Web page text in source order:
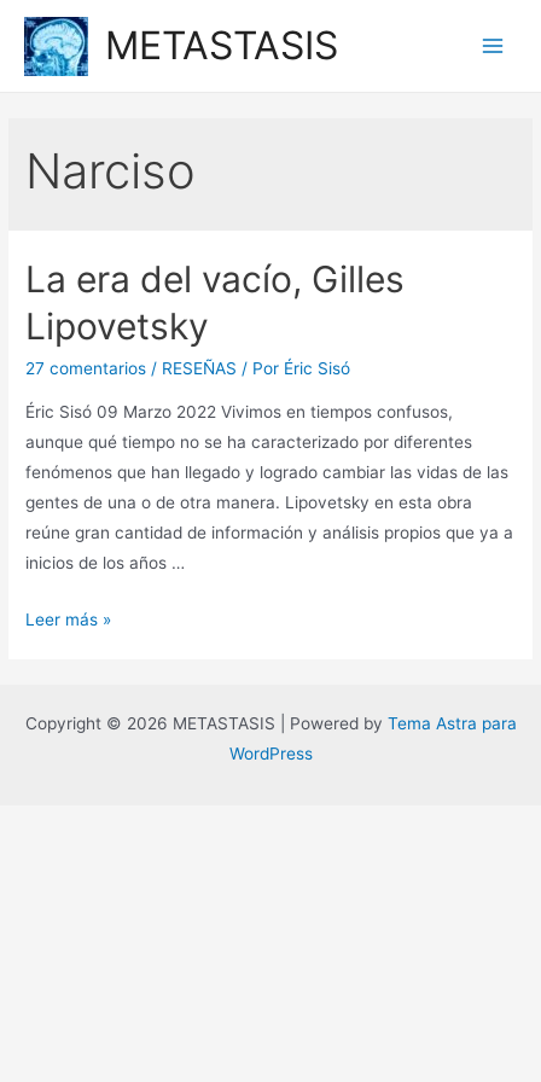
contenido
METASTASIS
Narciso
La era del vacío, Gilles
Lipovetsky
27 comentarios / RESEÑAS / Por Éric Sisó
Éric Sisó 09 Marzo 2022 Vivimos en tiempos confusos,
aunque qué tiempo no se ha caracterizado por diferentes
fenómenos que han llegado y logrado cambiar las vidas de las
gentes de una o de otra manera. Lipovetsky en esta obra
reúne gran cantidad de información y análisis propios que ya a
inicios de los años …
La
Gilles
Leer más »
Copyright © 2026 METASTASIS | Powered by Tema Astra para
WordPress